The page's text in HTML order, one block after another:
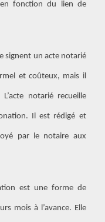
fonction du lien de
signent un acte notarié
et coûteux, mais il
notarié recueille
Il est rédigé et
par le notaire aux
est une forme de
mois à l’avance. Elle